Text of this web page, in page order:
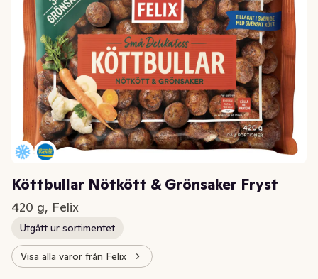
Köttbullar Nötkött & Grönsaker Fryst
420 g, Felix
Utgått ur sortimentet
Visa alla varor från Felix